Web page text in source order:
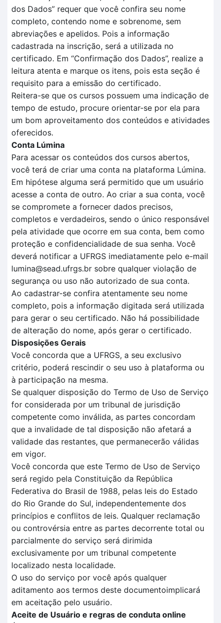
dos Dados” requer que você confira seu nome
completo, contendo nome e sobrenome, sem
abreviações e apelidos. Pois a informação
cadastrada na inscrição, será a utilizada no
certificado. Em “Confirmação dos Dados”, realize a
leitura atenta e marque os itens, pois esta seção é
requisito para a emissão do certificado.
Reitera-se que os cursos possuem uma indicação de
tempo de estudo, procure orientar-se por ela para
um bom aproveitamento dos conteúdos e atividades
oferecidos.
Conta Lúmina
Para acessar os conteúdos dos cursos abertos,
você terá de criar uma conta na plataforma Lúmina.
Em hipótese alguma será permitido que um usuário
acesse a conta de outro. Ao criar a sua conta, você
se compromete a fornecer dados precisos,
completos e verdadeiros, sendo o único responsável
pela atividade que ocorre em sua conta, bem como
proteção e confidencialidade de sua senha. Você
deverá notificar a UFRGS imediatamente pelo e-mail
lumina@sead.ufrgs.br sobre qualquer violação de
segurança ou uso não autorizado de sua conta.
Ao cadastrar-se confira atentamente seu nome
completo, pois a informação digitada será utilizada
para gerar o seu certificado. Não há possibilidade
de alteração do nome, após gerar o certificado.
Disposições Gerais
Você concorda que a UFRGS, a seu exclusivo
critério, poderá rescindir o seu uso à plataforma ou
à participação na mesma.
Se qualquer disposição do Termo de Uso de Serviço
for considerada por um tribunal de jurisdição
competente como inválida, as partes concordam
que a invalidade de tal disposição não afetará a
validade das restantes, que permanecerão válidas
em vigor.
Você concorda que este Termo de Uso de Serviço
será regido pela Constituição da República
Federativa do Brasil de 1988, pelas leis do Estado
do Rio Grande do Sul, independentemente dos
princípios e conflitos de leis. Qualquer reclamação
ou controvérsia entre as partes decorrente total ou
parcialmente do serviço será dirimida
exclusivamente por um tribunal competente
localizado nesta localidade.
O uso do serviço por você após qualquer
aditamento aos termos deste documentoimplicará
em aceitação pelo usuário.
Aceite de Usuário e regras de conduta online